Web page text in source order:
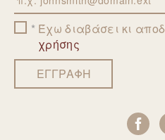
EmailΈχω διαβάσει κι
χρήσης
ΕΓΓΡΑΦΗ